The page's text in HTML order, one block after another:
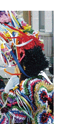
c
a
r
: